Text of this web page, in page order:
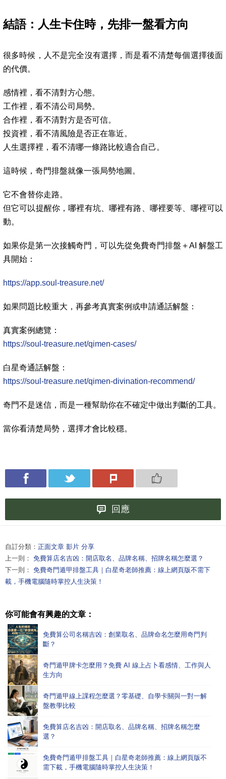
結語：人生卡住時，先排一盤看方向
很多時候，人不是完全沒有選擇，而是看不清楚每個選擇後面
的代價。
感情裡，看不清對方心態。
工作裡，看不清公司局勢。
合作裡，看不清對方是否可信。
投資裡，看不清風險是否正在靠近。
人生選擇裡，看不清哪一條路比較適合自己。
這時候，奇門排盤就像一張局勢地圖。
它不會替你走路。
但它可以提醒你，哪裡有坑、哪裡有路、哪裡要等、哪裡可以
動。
如果你是第一次接觸奇門，可以先從免費奇門排盤＋AI 解盤工
具開始：
https://app.soul-treasure.net/
如果問題比較重大，再參考真實案例或申請通話解盤：
真實案例總覽：
https://soul-treasure.net/qimen-cases/
白星奇通話解盤：
https://soul-treasure.net/qimen-divination-recommend/
奇門不是迷信，而是一種幫助你在不確定中做出判斷的工具。
當你看清楚局勢，選擇才會比較穩。
回應
自訂分類： 正面文章 影片 分享
上一則： 免費算店名吉凶：開店取名、品牌名稱、招牌名稱怎麼選？
下一則： 免費奇門遁甲排盤工具｜白星奇老師推薦：線上網頁版不需下
載，手機電腦隨時掌控人生決策！
你可能會有興趣的文章：
免費算公司名稱吉凶：創業取名、品牌命名怎麼用奇門判
斷？
奇門遁甲牌卡怎麼用？免費 AI 線上占卜看感情、工作與人
生方向
奇門遁甲線上課程怎麼選？零基礎、自學卡關與一對一解
盤教學比較
免費算店名吉凶：開店取名、品牌名稱、招牌名稱怎麼
選？
免費奇門遁甲排盤工具｜白星奇老師推薦：線上網頁版不
需下載，手機電腦隨時掌控人生決策！